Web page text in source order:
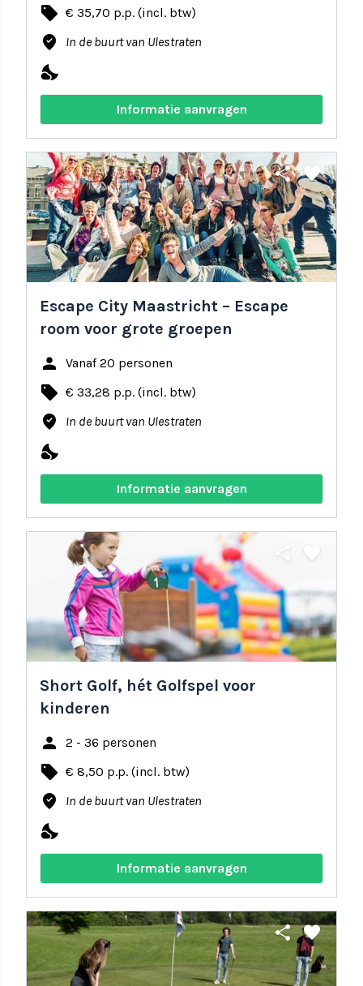
local_offer € 35,70 p.p. (incl. btw)
where_to_vote In de buurt van Ulestraten
nights_stay
Informatie aanvragen
share favorite
Escape City Maastricht – Escape
room voor grote groepen
person Vanaf 20 personen
local_offer € 33,28 p.p. (incl. btw)
where_to_vote In de buurt van Ulestraten
nights_stay
Informatie aanvragen
share favorite
Short Golf, hét Golfspel voor
kinderen
person 2 - 36 personen
local_offer € 8,50 p.p. (incl. btw)
where_to_vote In de buurt van Ulestraten
nights_stay
Informatie aanvragen
share favorite